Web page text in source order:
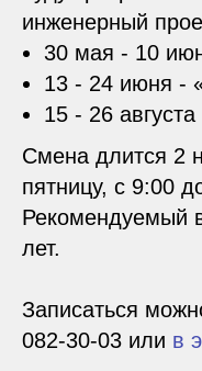
инженерный
30 мая - 10
13 - 24 июня -
15 - 26
Смена длится 2
пятницу, с 9:00
Рекомендуемый
лет.
Записаться
082-30-03 или в